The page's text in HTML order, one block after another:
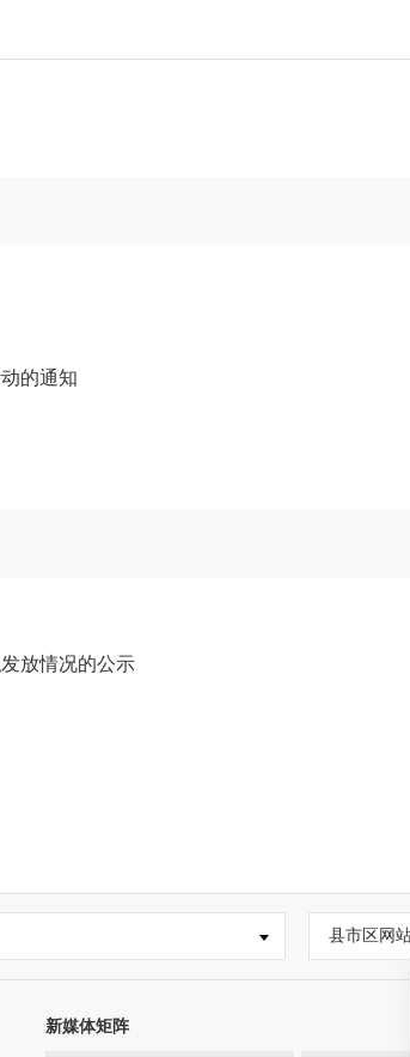
的通知
放情况的公示
县市区网
新媒体矩阵